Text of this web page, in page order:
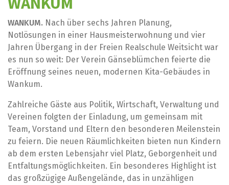
WANKUM. Nach über sechs Jahren Planung,
Notlösungen in einer Hausmeisterwohnung und vier
Jahren Übergang in der Freien Realschule Weitsicht war
es nun so weit: Der Verein Gänseblümchen feierte die
Eröffnung seines neuen, modernen Kita-Gebäudes in
Wankum.
Zahlreiche Gäste aus Politik, Wirtschaft, Verwaltung und
Vereinen folgten der Einladung, um gemeinsam mit
Team, Vorstand und Eltern den besonderen Meilenstein
zu feiern. Die neuen Räumlichkeiten bieten nun Kindern
ab dem ersten Lebensjahr viel Platz, Geborgenheit und
Entfaltungsmöglichkeiten. Ein besonderes Highlight ist
das großzügige Außengelände, das in unzähligen